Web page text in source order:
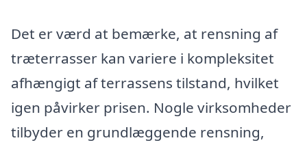
Det er værd at bemærke, at rensning af
træterrasser kan variere i kompleksitet
afhængigt af terrassens tilstand, hvilket
igen påvirker prisen. Nogle virksomheder
tilbyder en grundlæggende rensning,